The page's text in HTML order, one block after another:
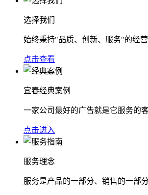
选择我们
始终秉持"品质、创新、服务"的经
点击查看
宜春经典案例
一家公司最好的广告就是它服务的
点击进入
服务理念
服务是产品的一部分、销售的一部分